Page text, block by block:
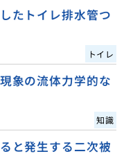
たトイレ排水管つ
トイレ
象の流体力学的な
知識
と発生する二次被